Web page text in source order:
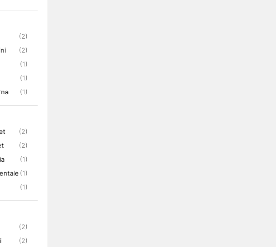
(2)
(2)
(1)
(1)
(1)
(2)
(2)
(1)
(1)
(1)
(2)
(2)